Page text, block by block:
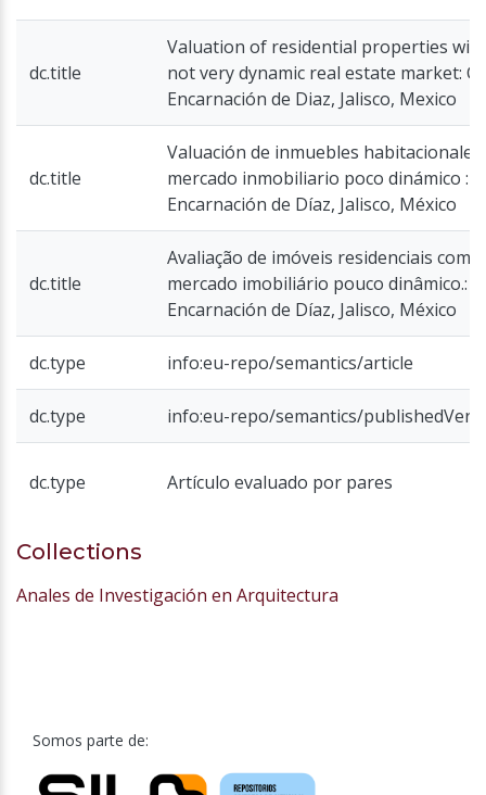
dc.title
Valuation of residential properties
not very dynamic real estate market:
Encarnación de Diaz, Jalisco, Mexico
dc.title
Valuación de inmuebles habitacionales
mercado inmobiliario poco dinámico :
Encarnación de Díaz, Jalisco, México
dc.title
Avaliação de imóveis residenciais com
mercado imobiliário pouco dinâmico.:
Encarnación de Díaz, Jalisco, México
dc.type info:eu-repo/semantics/article
dc.type info:eu-repo/semantics/
dc.type Artículo evaluado por pares
Collections
Anales de Investigación en Arquitectura
Somos parte de: